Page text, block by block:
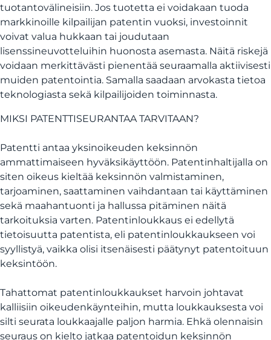
tuotantovälineisiin. Jos tuotetta ei voidakaan tuoda
markkinoille kilpailijan patentin vuoksi, investoinnit
voivat valua hukkaan tai joudutaan
lisenssineuvotteluihin huonosta asemasta. Näitä riskejä
voidaan merkittävästi pienentää seuraamalla aktiivisesti
muiden patentointia. Samalla saadaan arvokasta tietoa
teknologiasta sekä kilpailijoiden toiminnasta.
MIKSI PATENTTISEURANTAA TARVITAAN?
Patentti antaa yksinoikeuden keksinnön
ammattimaiseen hyväksikäyttöön. Patentinhaltijalla on
siten oikeus kieltää keksinnön valmistaminen,
tarjoaminen, saattaminen vaihdantaan tai käyttäminen
sekä maahantuonti ja hallussa pitäminen näitä
tarkoituksia varten. Patentinloukkaus ei edellytä
tietoisuutta patentista, eli patentinloukkaukseen voi
syyllistyä, vaikka olisi itsenäisesti päätynyt patentoituun
keksintöön.
Tahattomat patentinloukkaukset harvoin johtavat
kalliisiin oikeudenkäynteihin, mutta loukkauksesta voi
silti seurata loukkaajalle paljon harmia. Ehkä olennaisin
seuraus on kielto jatkaa patentoidun keksinnön